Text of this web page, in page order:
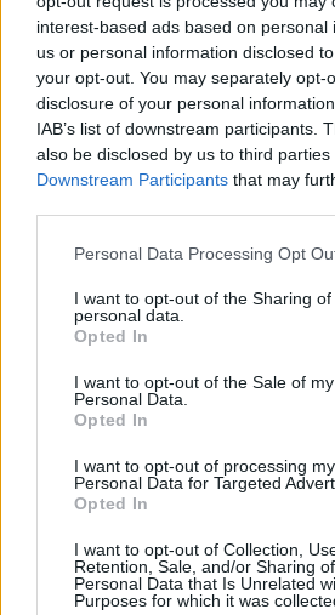
interest-based ads based on personal
us or personal information disclosed
your opt-out. You may separately opt-
disclosure of your personal
IAB’s list of downstream participants.
also be disclosed by us to third parties
Downstream Participants that may
Personal Data Processing Opt
I want to opt-out of the Sharing of
personal data.
Opted In
I want to opt-out of the Sale of my
Personal Data.
Opted In
I want to opt-out of processing my
Personal Data for Targeted
Opted In
I want to opt-out of Collection,
Retention, Sale, and/or Sharing
Personal Data that Is Unrelated
Purposes for which it was
και δευτερογενή πρόληψη.
γίνεται με ειδικά τηλέφωνα και
όπου θα πατάνε τα παιδιά το
Αντίθετα, καθώς βασίζεται
και εμπιστοσύνης μεταξύ
εκπαιδευτικών, μαθητών και
προϋποθέτει την παρουσία
προσωπικού, ψυχολόγων και
κλίμακας και όχι μεγαθήρια
να εργαστούν ουσιαστικά και η
με την σχολική κοινότητα να
αποτελέσματα.
Σημειώση: Καθώς στόχος της
απαντά με όσο το δυνατόν πιο
ζητήματα που ενδιαφέρουν την
ακούει και μας διαβάζει,